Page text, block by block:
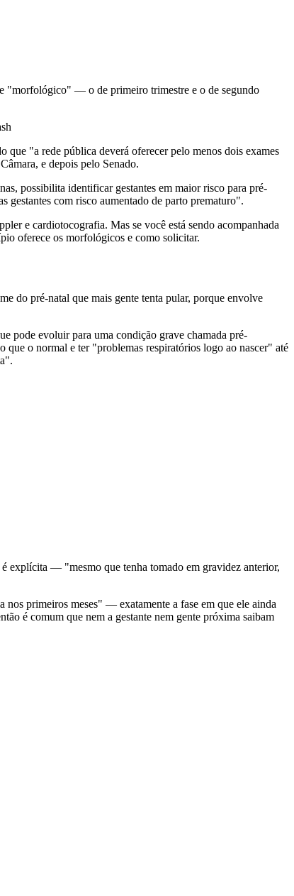
"morfológico" — o de primeiro trimestre e o de segundo
"a rede pública deverá oferecer pelo menos dois exames
e depois pelo Senado.
possibilita identificar gestantes em maior risco para pré-
com risco aumentado de parto prematuro".
e cardiotocografia. Mas se você está sendo acompanhada
oferece os morfológicos e como solicitar.
do pré-natal que mais gente tenta pular, porque envolve
pode evoluir para uma condição grave chamada pré-
o normal e ter "problemas respiratórios logo ao nascer" até
explícita — "mesmo que tenha tomado em gravidez anterior,
nos primeiros meses" — exatamente a fase em que ele ainda
é comum que nem a gestante nem gente próxima saibam